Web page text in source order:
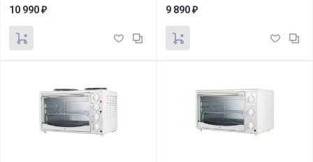
10 990 ₽ 9 890 ₽